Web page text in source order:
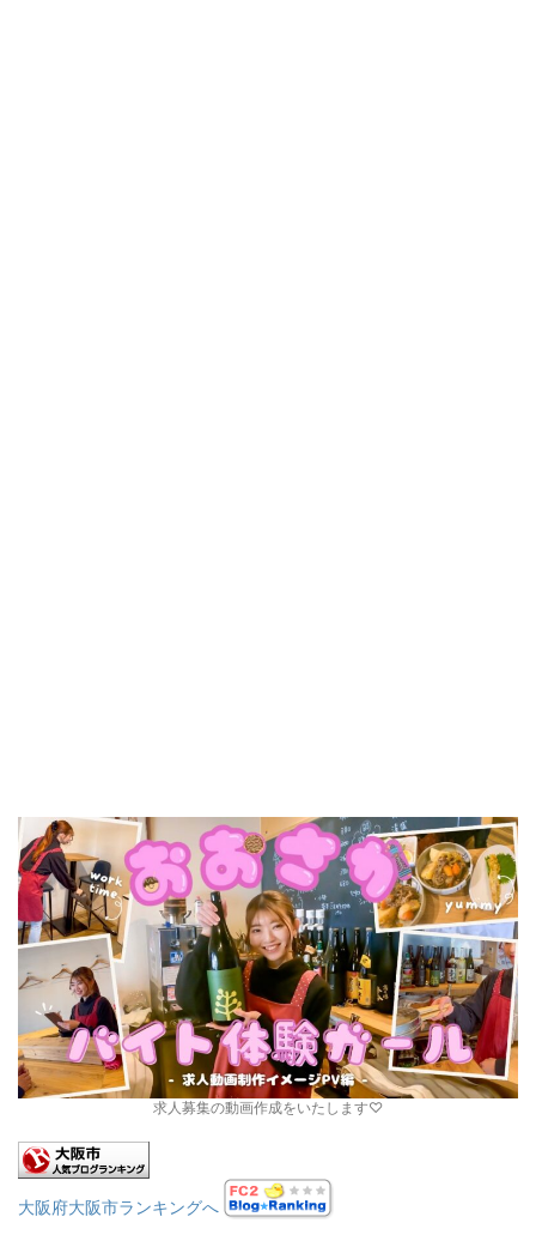
求人募集の動画作成をいたします♡
大阪府大阪市ランキングへ